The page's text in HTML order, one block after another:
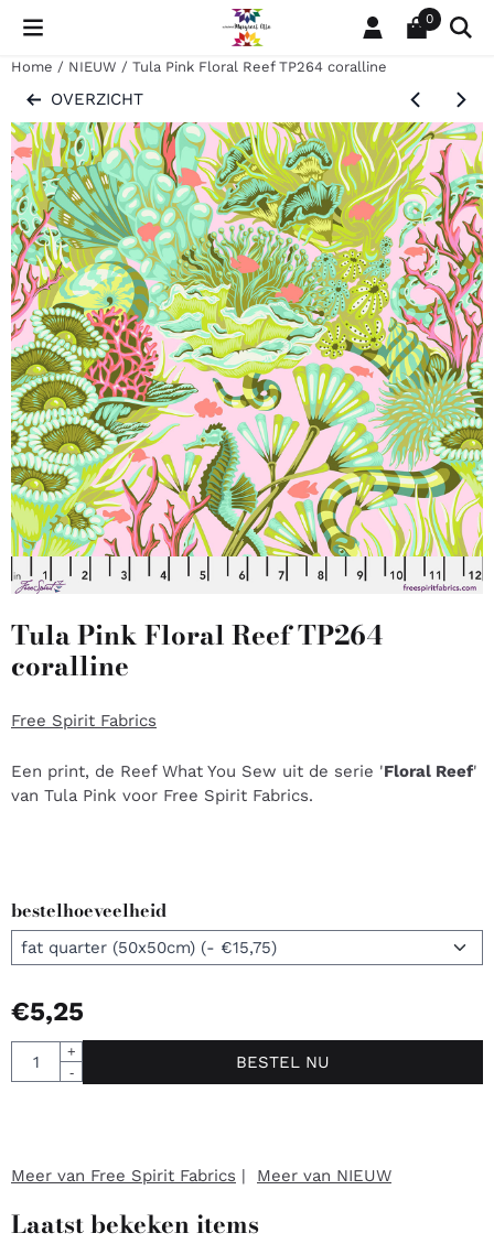
Cookievoorkeuren zijn momenteel gesloten. 0
Home / NIEUW / Tula Pink Floral Reef TP264 coralline
OVERZICHT
Tula Pink Floral Reef TP264
coralline
Free Spirit Fabrics
Een print, de Reef What You Sew uit de serie 'Floral Reef'
van Tula Pink voor Free Spirit Fabrics.
bestelhoeveelheid
€5,25
Aantal
+
-
BESTEL NU
Meer van Free Spirit Fabrics | Meer van NIEUW
Laatst bekeken items